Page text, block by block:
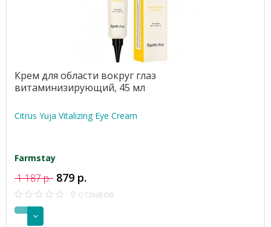
Крем для области вокруг глаз
витаминизирующий, 45 мл
Citrus Yuja Vitalizing Eye Cream
Farmstay
1 187 р. 879 р.
0 отзывов